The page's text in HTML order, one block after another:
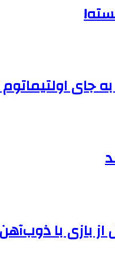
جای
از بازی با ذوب‌آهن